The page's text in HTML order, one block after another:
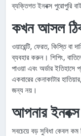
ব্যক্তিগত ইনবক্স পুরোপুরি
কখন আসল
ওয়ারেন্টি, ফেরত, কিস্তি বা
ব্যবহার করুন। শিপিং,
পাওয়া এবং অর্ডার ইতিহাসে
একবারের কেনাকাটার
জন্য নয়।
আপনার
সবচেয়ে বড় সুবিধা কেবল